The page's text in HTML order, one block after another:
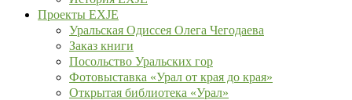
Проекты EXJE
Уральская Одиссея Олега Чегодаева
Заказ книги
Посольство Уральских гор
Фотовыставка «Урал от края до края»
Открытая библиотека «Урал»